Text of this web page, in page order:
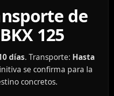
de
125
días. Transporte: Hasta
se confirma para la
concretos.